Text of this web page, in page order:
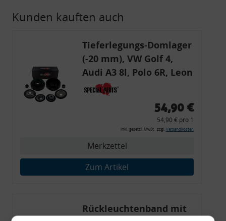
Kunden kauften auch
Tieferlegungs-Domlager
(-20 mm), VW Golf 4,
Audi A3 8l, Polo 6R, Leon
54,90 €
54,90 € pro 1
inkl. gesetzl. MwSt., zzgl. Versandkosten
Merkzettel
Zum Artikel
Rückleuchtenband mit